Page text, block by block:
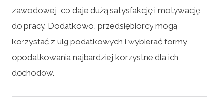
zawodowej, co daje dużą satysfakcję i motywację
do pracy. Dodatkowo, przedsiębiorcy mogą
korzystać z ulg podatkowych i wybierać formy
opodatkowania najbardziej korzystne dla ich
dochodów.